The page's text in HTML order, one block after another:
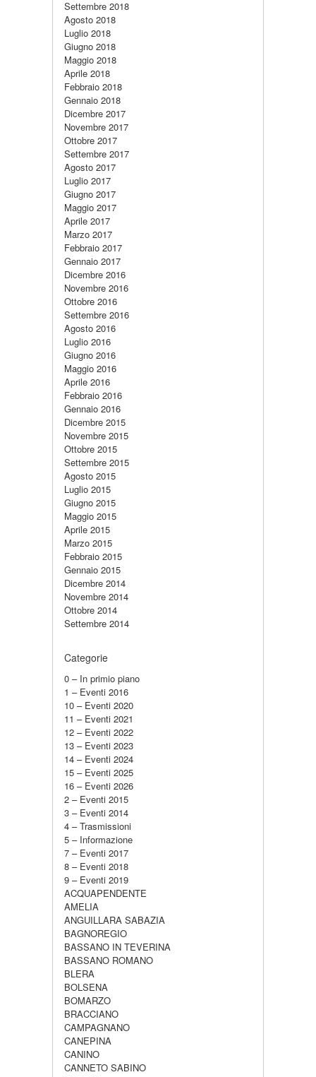
Settembre 2018
Agosto 2018
Luglio 2018
Giugno 2018
Maggio 2018
Aprile 2018
Febbraio 2018
Gennaio 2018
Dicembre 2017
Novembre 2017
Ottobre 2017
Settembre 2017
Agosto 2017
Luglio 2017
Giugno 2017
Maggio 2017
Aprile 2017
Marzo 2017
Febbraio 2017
Gennaio 2017
Dicembre 2016
Novembre 2016
Ottobre 2016
Settembre 2016
Agosto 2016
Luglio 2016
Giugno 2016
Maggio 2016
Aprile 2016
Febbraio 2016
Gennaio 2016
Dicembre 2015
Novembre 2015
Ottobre 2015
Settembre 2015
Agosto 2015
Luglio 2015
Giugno 2015
Maggio 2015
Aprile 2015
Marzo 2015
Febbraio 2015
Gennaio 2015
Dicembre 2014
Novembre 2014
Ottobre 2014
Settembre 2014
Categorie
0 – In primio piano
1 – Eventi 2016
10 – Eventi 2020
11 – Eventi 2021
12 – Eventi 2022
13 – Eventi 2023
14 – Eventi 2024
15 – Eventi 2025
16 – Eventi 2026
2 – Eventi 2015
3 – Eventi 2014
4 – Trasmissioni
5 – Informazione
7 – Eventi 2017
8 – Eventi 2018
9 – Eventi 2019
ACQUAPENDENTE
AMELIA
ANGUILLARA SABAZIA
BAGNOREGIO
BASSANO IN TEVERINA
BASSANO ROMANO
BLERA
BOLSENA
BOMARZO
BRACCIANO
CAMPAGNANO
CANEPINA
CANINO
CANNETO SABINO